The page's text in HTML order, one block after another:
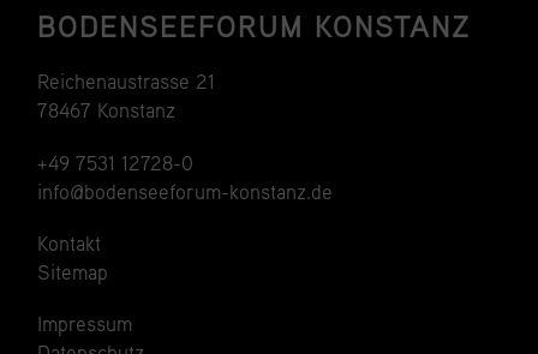
BODENSEEFORUM KONSTANZ
Reichenaustrasse 21
78467 Konstanz
+49 7531 12728-0
info@bodenseeforum-konstanz.de
Kontakt
Sitemap
Impressum